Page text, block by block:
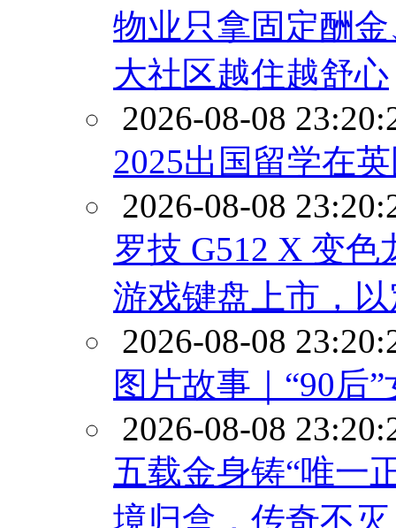
物业只拿固定酬
大社区越住越舒心
2026-08-08
2025出国留学在
2026-08-08
罗技 G512 X 变色
游戏键盘上市，
2026-08-08
图片故事｜“90后
2026-08-08
五载金身铸“唯一
境归盒，传奇不灭